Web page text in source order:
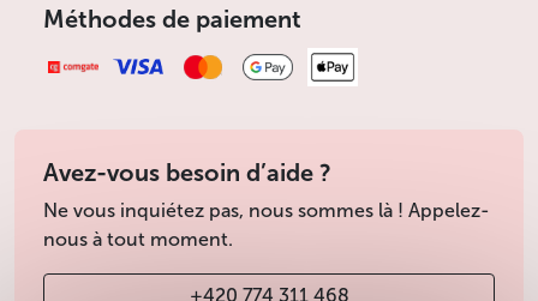
Méthodes de paiement
Avez-vous besoin d’aide ?
Ne vous inquiétez pas, nous sommes là ! Appelez-
nous à tout moment.
+420 774 311 468